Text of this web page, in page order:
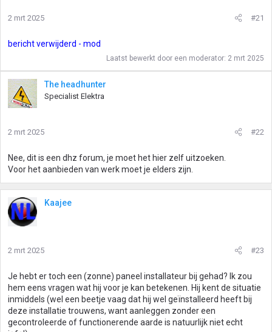
2 mrt 2025 #21
bericht verwijderd - mod
Laatst bewerkt door een moderator: 2 mrt 2025
The headhunter
Specialist Elektra
2 mrt 2025 #22
Nee, dit is een dhz forum, je moet het hier zelf uitzoeken.
Voor het aanbieden van werk moet je elders zijn.
Kaajee
2 mrt 2025 #23
Je hebt er toch een (zonne) paneel installateur bij gehad? Ik zou
hem eens vragen wat hij voor je kan betekenen. Hij kent de situatie
inmiddels (wel een beetje vaag dat hij wel geïnstalleerd heeft bij
deze installatie trouwens, want aanleggen zonder een
gecontroleerde of functionerende aarde is natuurlijk niet echt